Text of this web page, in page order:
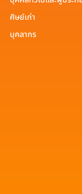
ศิษย์เก่า
บุคลากร